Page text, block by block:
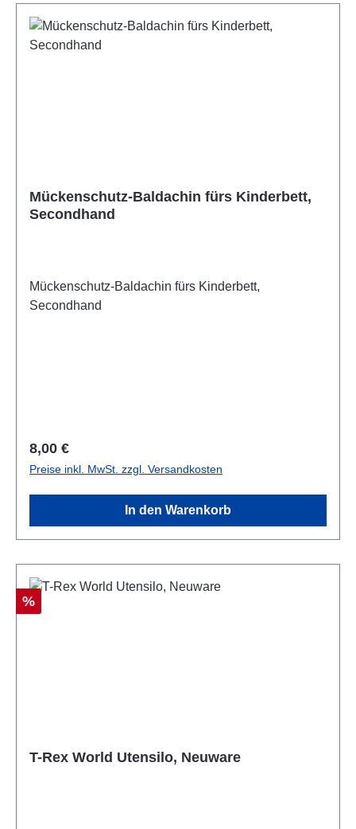
Mückenschutz-Baldachin fürs Kinderbett,
Secondhand
Mückenschutz-Baldachin fürs Kinderbett,
Secondhand
Regulärer Preis:
8,00 €
Preise inkl. MwSt. zzgl. Versandkosten
In den Warenkorb
Rabatt
%
T-Rex World Utensilo, Neuware